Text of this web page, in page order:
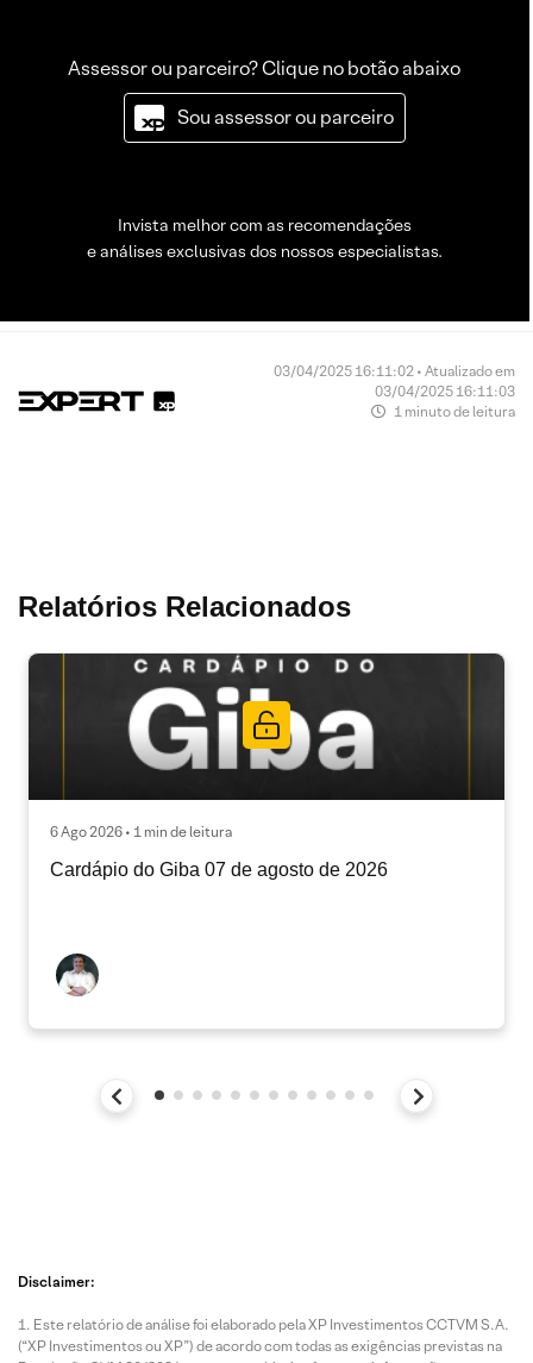
Assessor ou parceiro? Clique no botão abaixo
Sou assessor ou parceiro
Invista melhor com as recomendações
e análises exclusivas dos nossos especialistas.
03/04/2025 16:11:02 • Atualizado em
03/04/2025 16:11:03
1 minuto de leitura
Relatórios Relacionados
6 Ago 2026 • 1 min de leitura
Cardápio do Giba 07 de agosto de 2026
Disclaimer:
Este relatório de análise foi elaborado pela XP Investimentos CCTVM S.A.
(“XP Investimentos ou XP”) de acordo com todas as exigências previstas na